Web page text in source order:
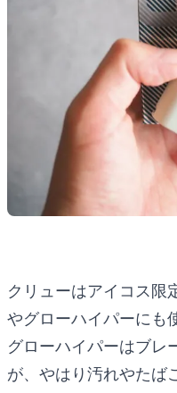
クリューはアイコス限
やグローハイパーにも
グローハイパーはブレ
が、やはり汚れやたば